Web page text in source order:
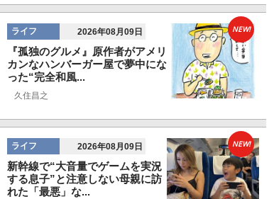
ライフ 2026年08月09日
『孤独のグルメ』原作者がアメリ
カンなハンバーガー屋で夢中にな
った“完全和風...
久住昌之
NEW!
ライフ 2026年08月09日
新幹線で“大音量でゲームを実況
する息子”と注意しない母親に訪
れた「最悪」な...
NEW!